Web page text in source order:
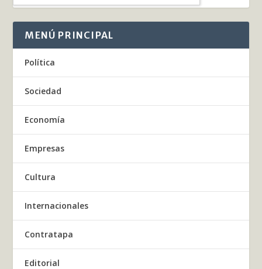
MENÚ PRINCIPAL
Política
Sociedad
Economía
Empresas
Cultura
Internacionales
Contratapa
Editorial